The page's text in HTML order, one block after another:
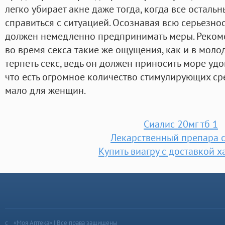
легко убирает акне даже тогда, когда все
справиться с ситуацией. Осознавая всю
должен немедленно предпринимать меры.
во время секса такие же ощущения, как и в
терпеть секс, ведь он должен приносить море
что есть огромное количество стимулирующих
мало для женщин.
Сиалис 20мг тб 1
Лекарственный препара
Купить виагру с доставкой
«Моя Аптека» | Все права защищены